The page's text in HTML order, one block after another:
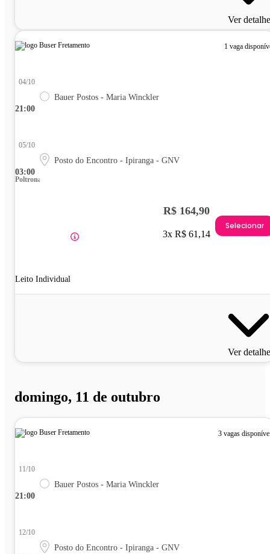
Ver
1 vaga
21:00
04/10
Bauer Postos - Maria Winckler
03:00
05/10
Posto do Encontro - Ipiranga - GNV
Poltrona
Leito Individual
R$ 164,90
3x R$ 61,14
Selecionar
Ver
domingo, 11 de outubro
3 vagas
21:00
11/10
Bauer Postos - Maria Winckler
12/10
Posto do Encontro - Ipiranga - GNV